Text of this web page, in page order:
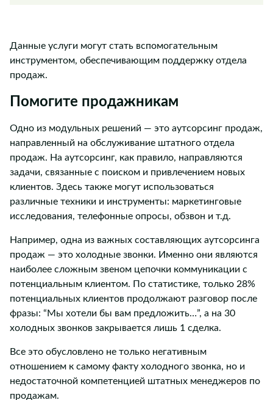
Данные услуги могут стать вспомогательным
инструментом, обеспечивающим поддержку отдела
продаж.
Помогите продажникам
Одно из модульных решений — это аутсорсинг продаж,
направленный на обслуживание штатного отдела
продаж. На аутсорсинг, как правило, направляются
задачи, связанные с поиском и привлечением новых
клиентов. Здесь также могут использоваться
различные техники и инструменты: маркетинговые
исследования, телефонные опросы, обзвон и т.д.
Например, одна из важных составляющих аутсорсинга
продаж — это холодные звонки. Именно они являются
наиболее сложным звеном цепочки коммуникации с
потенциальным клиентом. По статистике, только 28%
потенциальных клиентов продолжают разговор после
фразы: “Мы хотели бы вам предложить…”, а на 30
холодных звонков закрывается лишь 1 сделка.
Все это обусловлено не только негативным
отношением к самому факту холодного звонка, но и
недостаточной компетенцией штатных менеджеров по
продажам.